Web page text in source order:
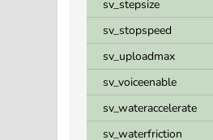
sv_stepsize
sv_stopspeed
sv_uploadmax
sv_voiceenable
sv_wateraccelerate
sv_waterfriction